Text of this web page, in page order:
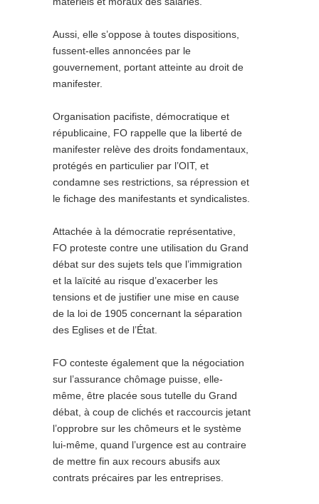
Aussi, elle s’oppose à toutes dispositions,
fussent-elles annoncées par le
gouvernement, portant atteinte au droit de
manifester.
Organisation pacifiste, démocratique et
républicaine, FO rappelle que la liberté de
manifester relève des droits fondamentaux,
protégés en particulier par l’OIT, et
condamne ses restrictions, sa répression et
le fichage des manifestants et syndicalistes.
Attachée à la démocratie représentative,
FO proteste contre une utilisation du Grand
débat sur des sujets tels que l’immigration
et la laïcité au risque d’exacerber les
tensions et de justifier une mise en cause
de la loi de 1905 concernant la séparation
des Eglises et de l’État.
FO conteste également que la négociation
sur l’assurance chômage puisse, elle-
même, être placée sous tutelle du Grand
débat, à coup de clichés et raccourcis jetant
l’opprobre sur les chômeurs et le système
lui-même, quand l’urgence est au contraire
de mettre fin aux recours abusifs aux
contrats précaires par les entreprises.